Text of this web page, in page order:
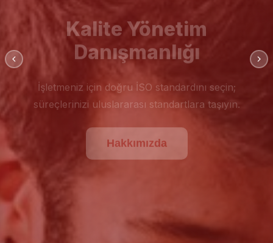
Kalite Yönetim
Danışmanlığı
İşletmeniz için doğru İSO standardını seçin;
süreçlerinizi uluslararası standartlara taşıyın.
Hakkımızda